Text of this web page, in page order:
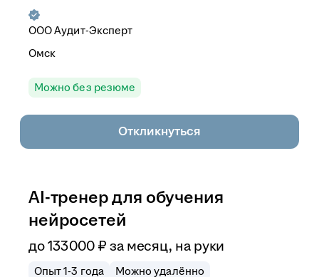
ОООАудит-Эксперт
Омск
Можно без резюме
Откликнуться
AI-тренер для обучения
нейросетей
до133 000 ₽ за месяц, на руки
Опыт 1-3 года Можно удалённо